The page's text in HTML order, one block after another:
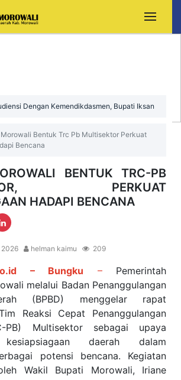
Dengan Kemendikdasmen, Bupati Iksan
Morowali
Bentuk Trc Pb Multisektor Perkuat
Bencana
BENTUK TRC-PB
PERKUAT
HADAPI BENCANA
2026 helman kaimu 209
– Bungku –Pemerintah
melalui Badan Penanggulangan
(BPBD) menggelar rapat
Reaksi Cepat Penanggulangan
PB) Multisektor sebagai upaya
kesiapsiagaan daerah dalam
potensi bencana. Kegiatan
Wakil Bupati Morowali, Iriane